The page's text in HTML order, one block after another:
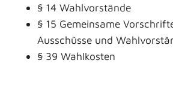
§ 14 Wahlvorstände
§ 15 Gemeinsame
Ausschüsse und
§ 39 Wahlkosten